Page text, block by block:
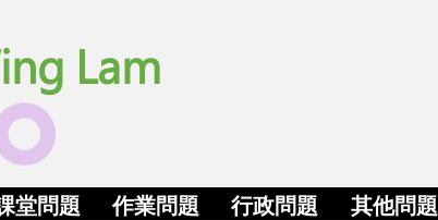
Lam
堂問題 作業問題 行政問題 其他問題